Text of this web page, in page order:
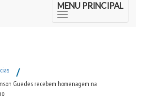
MENU PRINCIPAL
/
Guedes recebem homenagem na